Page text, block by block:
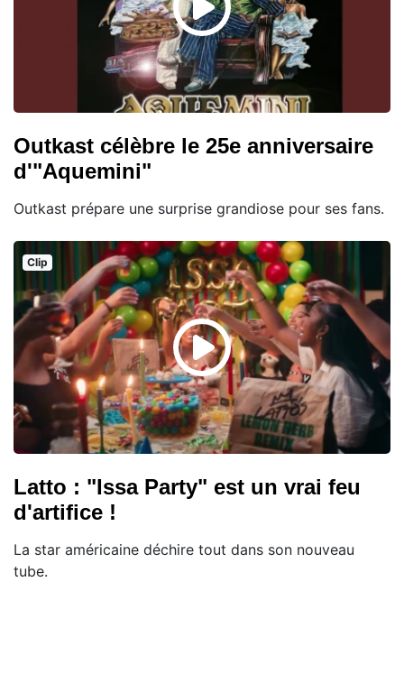
Outkast célèbre le 25e anniversaire
d'"Aquemini"
Outkast prépare une surprise grandiose pour ses fans.
Clip
Latto : "Issa Party" est un vrai feu
d'artifice !
La star américaine déchire tout dans son nouveau
tube.